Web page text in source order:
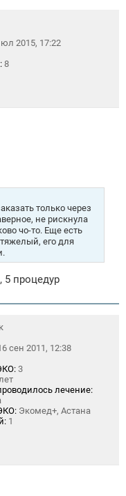
2015, 17:22
8
только через
не рискнула
чо-то. Еще есть
его для
процедур
сен 2011, 12:38
3
лечение:
Экомед+, Астана
1